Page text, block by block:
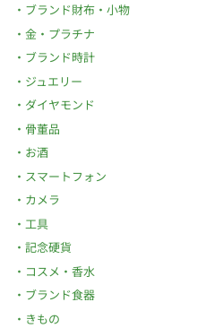
ブランド財布・小物
金・プラチナ
ブランド時計
ジュエリー
ダイヤモンド
骨董品
お酒
スマートフォン
カメラ
工具
記念硬貨
コスメ・香水
ブランド食器
きもの